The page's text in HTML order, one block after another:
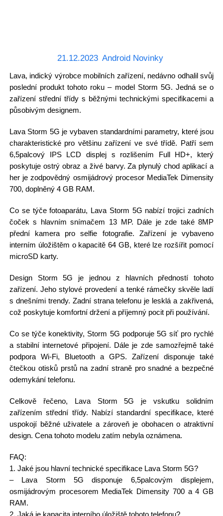
21.12.2023 Android Novinky
Lava, indický výrobce mobilních zařízení, nedávno odhalil svůj
poslední produkt tohoto roku – model Storm 5G. Jedná se o
zařízení střední třídy s běžnými technickými specifikacemi a
působivým designem.
Lava Storm 5G je vybaven standardními parametry, které jsou
charakteristické pro většinu zařízení ve své třídě. Patří sem
6,5palcový IPS LCD displej s rozlišením Full HD+, který
poskytuje ostrý obraz a živé barvy. Za plynulý chod aplikací a
her je zodpovědný osmijádrový procesor MediaTek Dimensity
700, doplněný 4 GB RAM.
Co se týče fotoaparátu, Lava Storm 5G nabízí trojici zadních
čoček s hlavním snímačem 13 MP. Dále je zde také 8MP
přední kamera pro selfie fotografie. Zařízení je vybaveno
interním úložištěm o kapacitě 64 GB, které lze rozšířit pomocí
microSD karty.
Design Storm 5G je jednou z hlavních předností tohoto
zařízení. Jeho stylové provedení a tenké rámečky skvěle ladí
s dnešními trendy. Zadní strana telefonu je lesklá a zakřivená,
což poskytuje komfortní držení a příjemný pocit při používání.
Co se týče konektivity, Storm 5G podporuje 5G síť pro rychlé
a stabilní internetové připojení. Dále je zde samozřejmě také
podpora Wi-Fi, Bluetooth a GPS. Zařízení disponuje také
čtečkou otisků prstů na zadní straně pro snadné a bezpečné
odemykání telefonu.
Celkově řečeno, Lava Storm 5G je vskutku solidním
zařízením střední třídy. Nabízí standardní specifikace, které
uspokojí běžné uživatele a zároveň je obohacen o atraktivní
design. Cena tohoto modelu zatím nebyla oznámena.
FAQ:
1. Jaké jsou hlavní technické specifikace Lava Storm 5G?
– Lava Storm 5G disponuje 6,5palcovým displejem,
osmijádrovým procesorem MediaTek Dimensity 700 a 4 GB
RAM.
2. Jaká je kapacita interního úložiště tohoto telefonu?